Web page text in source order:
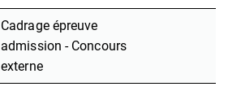
Cadrage épreuve
admission - Concours
externe